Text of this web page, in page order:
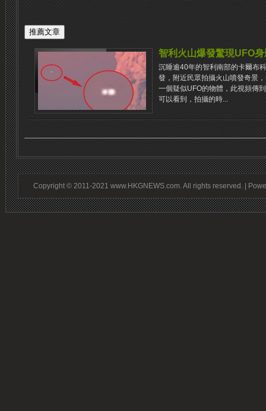
智利火山爆發驚現UFO身
沉睡逾40年的智利南部的卡爾布
發，附近民眾拍攝火山噴發奇景
一個疑似UFO的物體，此視頻傳
可以看到，拍攝的時...
Copyright © 2011-2021 www.HKGNEWS.com. All rights reserved. |